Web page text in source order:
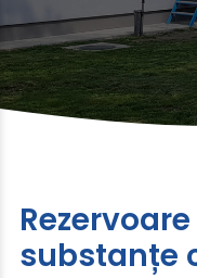
substanțe